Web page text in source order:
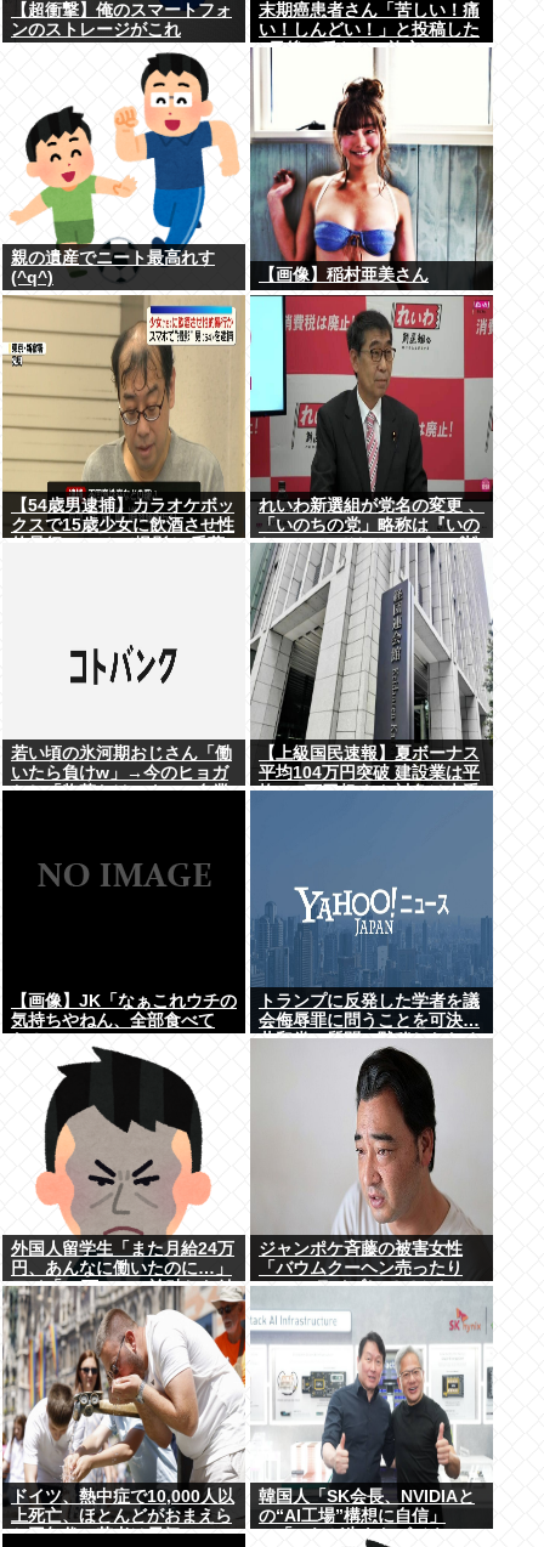
【超衝撃】俺のスマートフォ
ンのストレージがこれ
末期癌患者さん「苦しい！痛
い！しんどい！」と投稿した
5日後に穏やかに旅立つ
親の遺産でニート最高れす
(^q^)
【画像】稲村亜美さん
【54歳男逮捕】カラオケボッ
クスで15歳少女に飲酒させ性
れいわ新選組が党名の変更 、
「いのちの党」略称は『いの
ち』 SNSではTIM・ゴルゴ松
本に言及「ゴルゴ出馬確定」
「党首は決まり」
若い頃の氷河期おじさん「働
いたら負けw」→今のヒョガ
おじ「惣菜たけぇよ..」 自業
【上級国民速報】夏ボーナス
平均104万円突破 建設業は平
均200万円超 なお対象は大手
【画像】JK「なぁこれウチの
気持ちやねん、全部食べて
トランプに反発した学者を議
会侮辱罪に問うことを可決…
共和党の質問に黙秘したため
外国人留学生「また月給24万
円、あんなに働いたのに…」
ワイ「18万」→…論破した結
果ｗｗｗ
ジャンポケ斉藤の被害女性
「バウムクーヘン売ったり
TikTokライブしててムカつい
たから示談しなかった」←こ
れ
ドイツ、熱中症で10,000人以
上死亡、ほとんどがおまえら
と同年代、若者は元気
韓国人「SK会長、NVIDIAと
の“AI工場”構想に自信」
→「これが生きたビジネス